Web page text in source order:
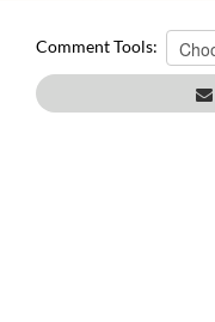
Comment Tools: